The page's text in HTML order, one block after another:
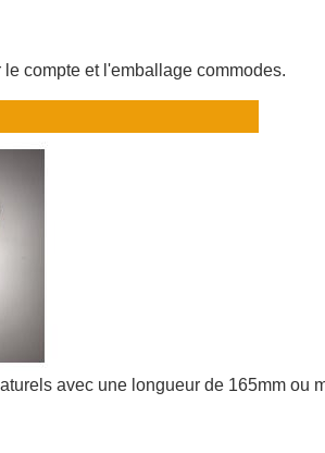
compte et l'emballage commodes.
avec une longueur de 165mm ou